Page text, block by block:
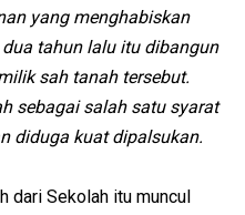
yang menghabiskan
tahun lalu itu dibangun
sah tanah tersebut.
sebagai salah satu syarat
diduga kuat dipalsukan.
dari Sekolah itu muncul